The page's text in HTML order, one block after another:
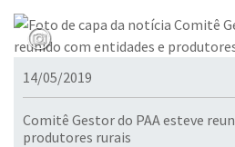
14/05/2019
Comitê Gestor do PAA esteve
produtores rurais